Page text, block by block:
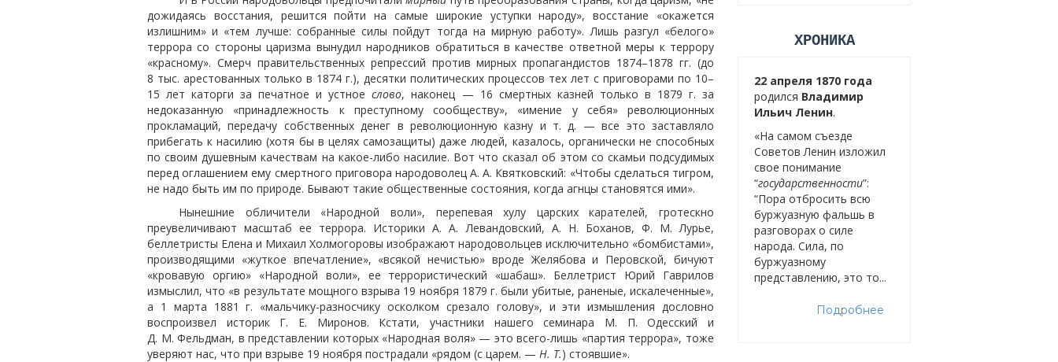
дожидаясь восстания, решится пойти на самые широкие уступки народу», восстание «окажется
излишним» и «тем лучше: собранные силы пойдут тогда на мирную работу». Лишь разгул «белого»
террора со стороны царизма вынудил народников обратиться в качестве ответной меры к террору
«красному». Смерч правительственных репрессий против мирных пропагандистов 1874–1878 гг. (до
8 тыс. арестованных только в 1874 г.), десятки политических процессов тех лет с приговорами по 10–
15 лет каторги за печатное и устноеслово, наконец — 16 смертных казней только в 1879 г. за
недоказанную «принадлежность к преступному сообществу», «имение у себя» революционных
прокламаций, передачу собственных денег в революционную казну и т. д. — все это заставляло
прибегать к насилию (хотя бы в целях самозащиты) даже людей, казалось, органически не способных
по своим душевным качествам на какое-либо насилие. Вот что сказал об этом со скамьи подсудимых
перед оглашением ему смертного приговора народоволец А. А. Квятковский: «Чтобы сделаться тигром,
не надо быть им по природе. Бывают такие общественные состояния, когда агнцы становятся ими».
Нынешние обличители «Народной воли», перепевая хулу царских карателей, гротескно
преувеличивают масштаб ее террора. Историки А. А. Левандовский, А. Н. Боханов, Ф. М. Лурье,
беллетристы Елена и Михаил Холмогоровы изображают народовольцев исключительно «бомбистами»,
производящими «жуткое впечатление», «всякой нечистью» вроде Желябова и Перовской, бичуют
«кровавую оргию» «Народной воли», ее террористический «шабаш». Беллетрист Юрий Гаврилов
измыслил, что «в результате мощного взрыва 19 ноября 1879 г. были убитые, раненые, искалеченные»,
а 1 марта 1881 г. «мальчику-разносчику осколком срезало голову», и эти измышления дословно
воспроизвел историк Г. Е. Миронов. Кстати, участники нашего семинара М. П. Одесский и
Д. М. Фельдман, в представлении которых «Народная воля» — это всего-лишь «партия террора», тоже
уверяют нас, что при взрыве 19 ноября пострадали «рядом (с царем. — Н. Т.) стоявшие».
ХРОНИКА
22 апреля 1870 года
родился Владимир
Ильич Ленин.
«На самом съезде
Советов Ленин изложил
свое понимание
“государственности”:
“Пора отбросить всю
буржуазную фальшь в
разговорах о силе
народа. Сила, по
буржуазному
представлению, это то...
Подробнее